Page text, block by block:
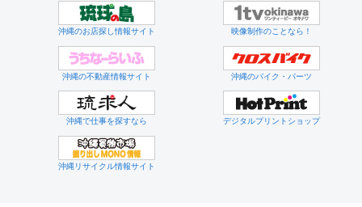
沖縄のお店探し情報サイト 映像制作のことなら！
沖縄の不動産情報サイト 沖縄のバイク・パーツ
沖縄で仕事を探すなら デジタルプリントショップ
沖縄リサイクル情報サイト